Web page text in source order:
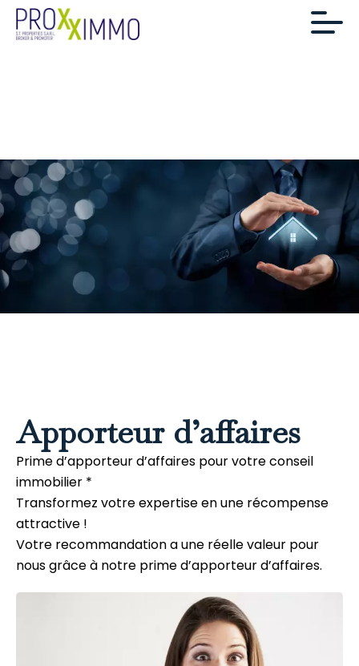
Apporteur d’affaires
Prime d’apporteur d’affaires pour votre conseil
immobilier *
Transformez votre expertise en une récompense
attractive !
Votre recommandation a une réelle valeur pour
nous grâce à notre prime d’apporteur d’affaires.